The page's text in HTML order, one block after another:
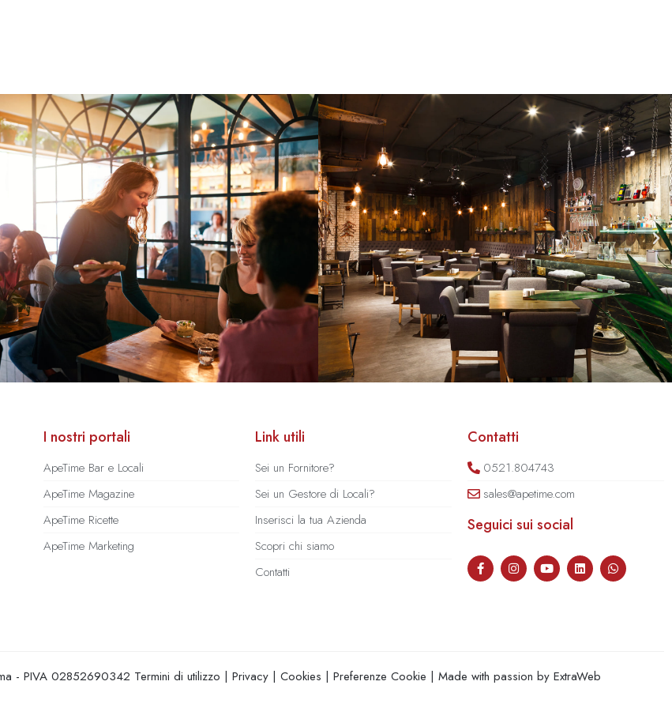
I nostri portali
ApeTime Bar e Locali
ApeTime Magazine
ApeTime Ricette
ApeTime Marketing
Link utili
Sei un Fornitore?
Sei un Gestore di Locali?
Inserisci la tua Azienda
Scopri chi siamo
Contatti
Contatti
0521.804743
sales@apetime.com
Seguici sui social
- PIVA 02852690342 Termini di utilizzo | Privacy | Cookies | Preferenze Cookie | Made with passion by ExtraWeb